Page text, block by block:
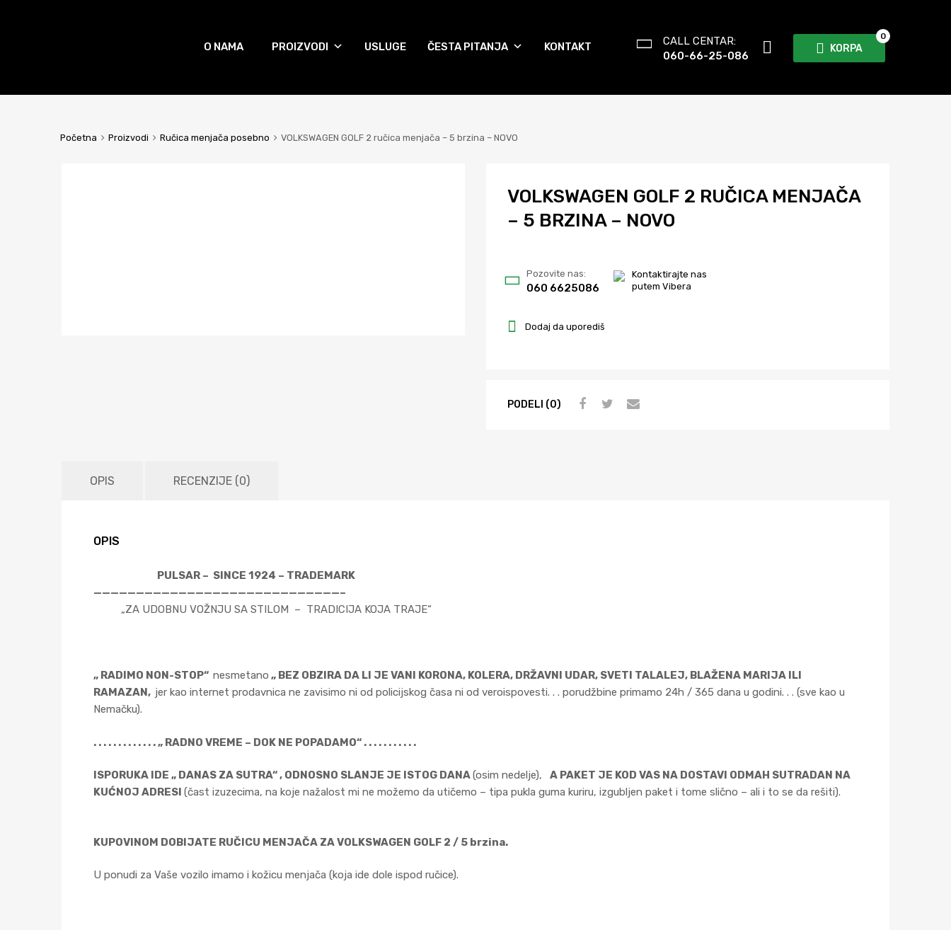
CALL CENTAR:
060-66-25-086
KORPA
0
O NAMA PROIZVODI USLUGE ČESTA PITANJA KONTAKT
Početna Proizvodi Ručica menjača posebno VOLKSWAGEN GOLF 2 ručica menjača – 5 brzina – NOVO
VOLKSWAGEN GOLF 2 RUČICA MENJAČA
– 5 BRZINA – NOVO
Dodaj da uporediš
Pozovite nas:
060 6625086
Kontaktirajte nas
putem Vibera
PODELI (0)
OPIS RECENZIJE (0)
OPIS
PULSAR – SINCE 1924 – TRADEMARK
—————————————————————————————–
„ZA UDOBNU VOŽNJU SA STILOM – TRADICIJA KOJA TRAJE“
„ RADIMO NON-STOP“ nesmetano „ BEZ OBZIRA DA LI JE VANI KORONA, KOLERA, DRŽAVNI UDAR, SVETI TALALEJ, BLAŽENA MARIJA ILI
RAMAZAN, jer kao internet prodavnica ne zavisimo ni od policijskog časa ni od veroispovesti. . . porudžbine primamo 24h / 365 dana u godini. . . (sve kao u
Nemačku).
. . . . . . . . . . . . . „ RADNO VREME – DOK NE POPADAMO“ . . . . . . . . . . .
ISPORUKA IDE „ DANAS ZA SUTRA“ , ODNOSNO SLANJE JE ISTOG DANA(osim nedelje),
A PAKET JE KOD VAS NA DOSTAVI ODMAH SUTRADAN NA
KUĆNOJ ADRESI (čast izuzecima, na koje nažalost mi ne možemo da utičemo – tipa pukla guma kuriru, izgubljen paket i tome slično – ali i to se da rešiti).
KUPOVINOM DOBIJATE RUČICU MENJAČA ZA VOLKSWAGEN GOLF 2 / 5 brzina.
U ponudi za Vaše vozilo imamo i kožicu menjača (koja ide dole ispod ručice).